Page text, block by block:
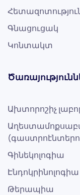
Գնացուցակ
Կոնտակտ
Ախտորոշիչ
Գինեկոլոգիա
Էնդոկրինոլոգիա
Թերապիա